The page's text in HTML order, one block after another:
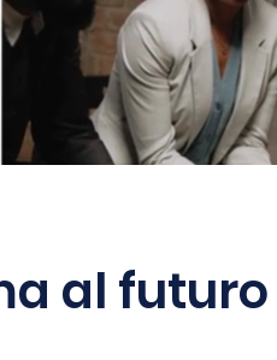
al futuro